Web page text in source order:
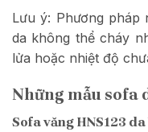
Lưu ý: Phương pháp
da không thể cháy
lửa hoặc nhiệt độ
Những mẫu sofa
Sofa văng HNS123